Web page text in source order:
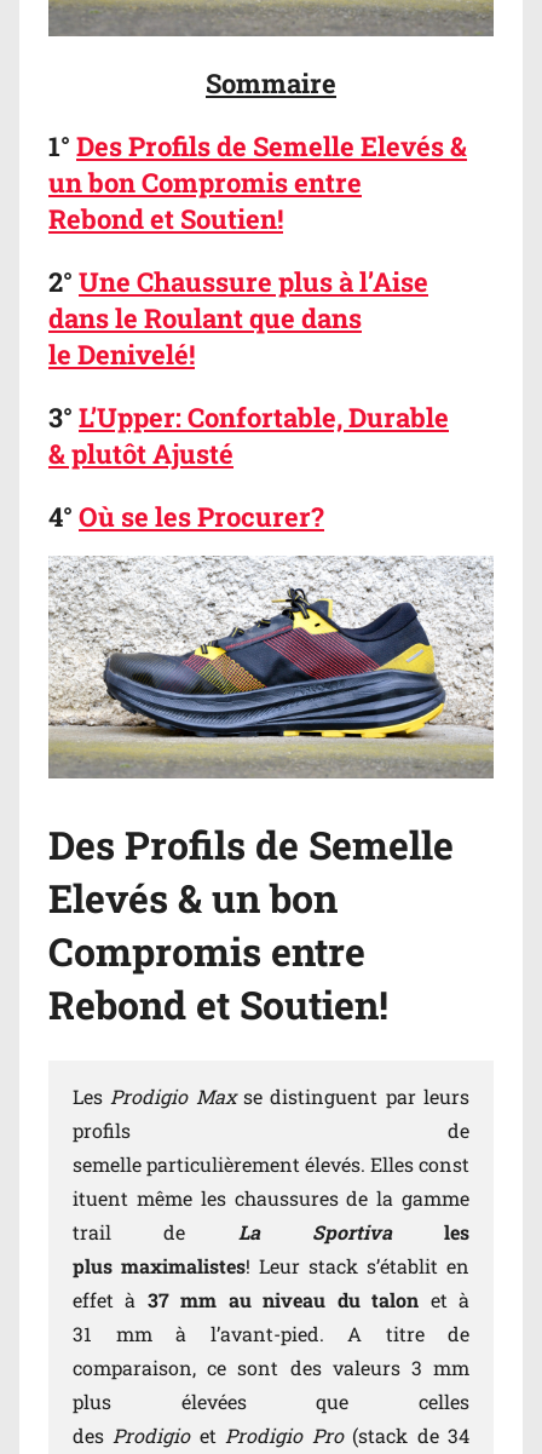
Sommaire
1° Des Profils de Semelle Elevés &
un bon Compromis entre
Rebond et Soutien!
2° Une Chaussure plus à l’Aise
dans le Roulant que dans
le Denivelé!
3° L’Upper: Confortable, Durable
& plutôt Ajusté
4° Où se les Procurer?
Des Profils de Semelle
Elevés & un bon
Compromis entre
Rebond et Soutien!
Les Prodigio Maxse distinguent par leurs
profils de
semelle particulièrement élevés. Elles const
ituent même les chaussures de la gamme
trail de La Sportiva les
plus maximalistes! Leur stack s’établit en
effet à 37 mm au niveau du talon et à
31 mm à l’avant-pied. A titre de
comparaison, ce sont des valeurs 3 mm
plus élevées que celles
des Prodigioet Prodigio Pro(stack de 34